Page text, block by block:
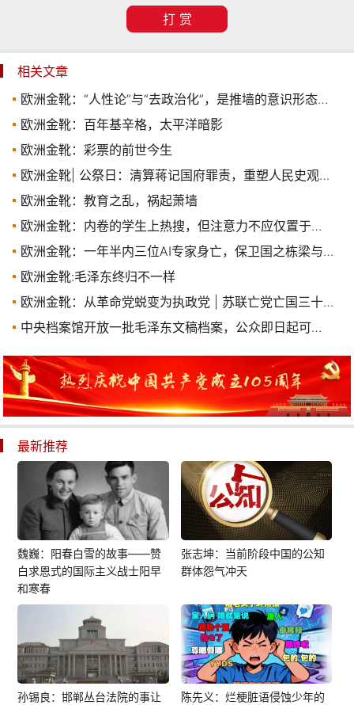
打 赏
相关文章
欧洲金靴：“人性论”与“去政治化”，是推墙的意识形态铺垫
欧洲金靴：百年基辛格，太平洋暗影
欧洲金靴：彩票的前世今生
欧洲金靴| 公祭日：清算蒋记国府罪责，重塑人民史观认同
欧洲金靴：教育之乱，祸起萧墙
欧洲金靴：内卷的学生上热搜，但注意力不应仅置于他们​
欧洲金靴：一年半内三位AI专家身亡，保卫国之栋梁与国民信息安全刻不容缓
欧洲金靴:毛泽东终归不一样
欧洲金靴：从革命党蜕变为执政党 | 苏联亡党亡国三十二周年
中央档案馆开放一批毛泽东文稿档案，公众即日起可到馆查阅
最新推荐
魏巍：阳春白雪的故事——赞
白求恩式的国际主义战士阳早
和寒春
张志坤：当前阶段中国的公知
群体怨气冲天
孙锡良：邯郸丛台法院的事让
陈先义：烂梗脏语侵蚀少年的